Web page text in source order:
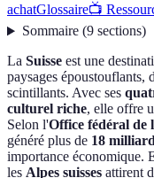
achatGlossaire📺
Sommaire(9 sections)
La Suisse est une
paysages époustouflants,
scintillants. Avec ses
culturel riche, elle offre
Selon l'Office fédéral de
généré plus de 18
importance économique.
les Alpes suisses attirent